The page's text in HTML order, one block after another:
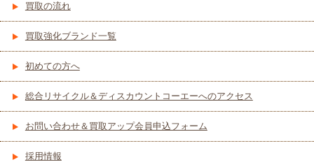
買取の流れ
買取強化ブランド一覧
初めての方へ
総合リサイクル＆ディスカウントコーエーへのアクセス
お問い合わせ＆買取アップ会員申込フォーム
採用情報